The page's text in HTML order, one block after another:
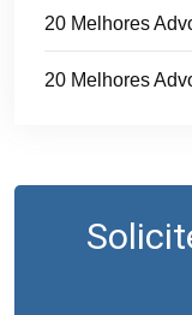
20 Melhores
20 Melhores